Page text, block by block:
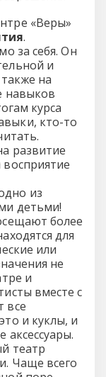
«Веры»
.
за себя. Он
и
на
навыков
курса
кто-то
развитие
из
детьми!
более
для
или
не
и
вместе с
все
и куклы, и
аксессуары.
театр
Чаще всего